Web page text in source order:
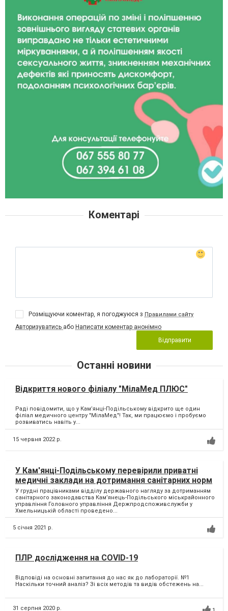
Коментарі
Розміщуючи коментар, я погоджуюся з Правилами сайту
Авторизуватись або Написати коментар анонімно
Відправити
Останні новини
Відкриття нового філіалу "МілаМед ПЛЮС"
Раді повідомити, що у Кам’янці-Подільському відкрито ще один
філіал медичного центру "МілаМед"! Так, ми працюємо і пробуємо
розвиватись навіть у...
15 червня 2022 р.
У Кам'янці-Подільському перевірили приватні
медичні заклади на дотримання санітарних норм
У грудні працівниками відділу державного нагляду за дотриманням
санітарного законодавства Кам’янець-Подільського міськрайонного
управління Головного управління Держпродспоживслужби у
Хмельницькій області проведено...
5 січня 2021 р.
ПЛР дослідження на COVID-19
Відповіді на основні запитання до нас як до лабораторії. №1
Наскільки точний аналіз? Зі всіх методів та видів обстежень на...
31 серпня 2020 р.